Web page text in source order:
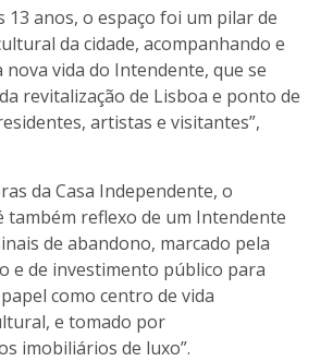
13 anos, o espaço foi um pilar de
da cidade, acompanhando e
vida do Intendente, que se
revitalização de Lisboa e ponto de
artistas e visitantes”,
da Casa Independente, o
também reflexo de um Intendente
de abandono, marcado pela
e de investimento público para
como centro de vida
e tomado por
imobiliários de luxo”.